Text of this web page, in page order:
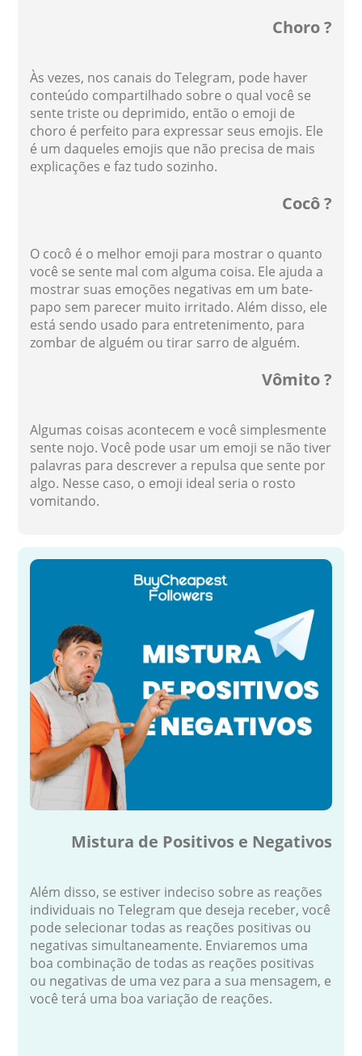
Choro ?
Às vezes, nos canais do Telegram, pode haver
conteúdo compartilhado sobre o qual você se
sente triste ou deprimido, então o emoji de
choro é perfeito para expressar seus emojis. Ele
é um daqueles emojis que não precisa de mais
explicações e faz tudo sozinho.
Cocô ?
O cocô é o melhor emoji para mostrar o quanto
você se sente mal com alguma coisa. Ele ajuda a
mostrar suas emoções negativas em um bate-
papo sem parecer muito irritado. Além disso, ele
está sendo usado para entretenimento, para
zombar de alguém ou tirar sarro de alguém.
Vômito ?
Algumas coisas acontecem e você simplesmente
sente nojo. Você pode usar um emoji se não tiver
palavras para descrever a repulsa que sente por
algo. Nesse caso, o emoji ideal seria o rosto
vomitando.
Mistura de Positivos e Negativos
Além disso, se estiver indeciso sobre as reações
individuais no Telegram que deseja receber, você
pode selecionar todas as reações positivas ou
negativas simultaneamente. Enviaremos uma
boa combinação de todas as reações positivas
ou negativas de uma vez para a sua mensagem, e
você terá uma boa variação de reações.